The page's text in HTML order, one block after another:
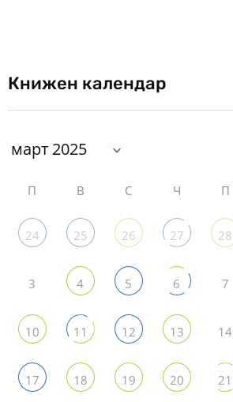
Книжен календар
П В С Ч П
24 25 26 27 28
3 4 5 6 7
10 11 12 13 14
17 18 19 20 21